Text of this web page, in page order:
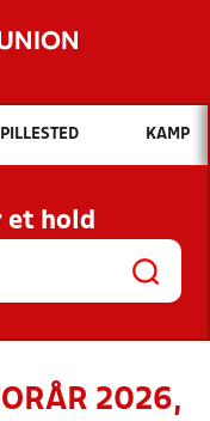
vil du søge efter?
OG NYHEDER
KLUBBER OG
KAMP
et hold
2026,